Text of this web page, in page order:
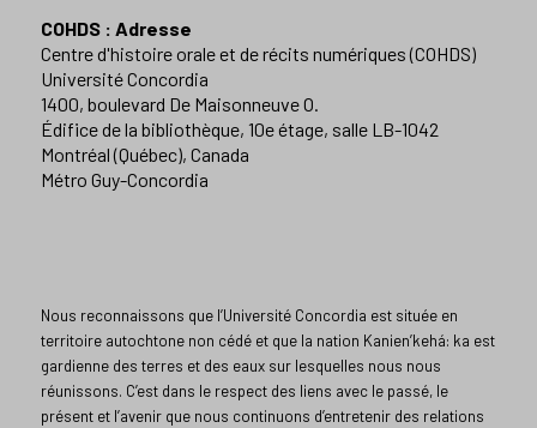
COHDS : Adresse
Centre d'histoire orale et de récits numériques (COHDS)
Université Concordia
1400, boulevard De Maisonneuve O.
Édifice de la bibliothèque, 10e étage, salle LB-1042
Montréal (Québec), Canada
Métro Guy-Concordia
Nous reconnaissons que l’Université Concordia est située en
territoire autochtone non cédé et que la nation Kanien’kehá: ka est
gardienne des terres et des eaux sur lesquelles nous nous
réunissons. C’est dans le respect des liens avec le passé, le
présent et l’avenir que nous continuons d’entretenir des relations